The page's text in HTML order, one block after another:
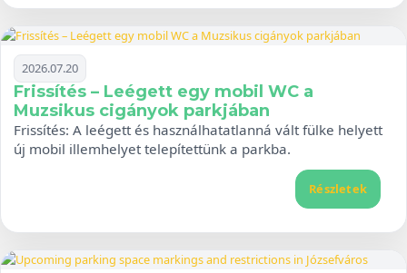
2026.07.20
Frissítés – Leégett egy mobil WC a
Muzsikus cigányok parkjában
Frissítés: A leégett és használhatatlanná vált fülke helyett
új mobil illemhelyet telepítettünk a parkba.
Részletek